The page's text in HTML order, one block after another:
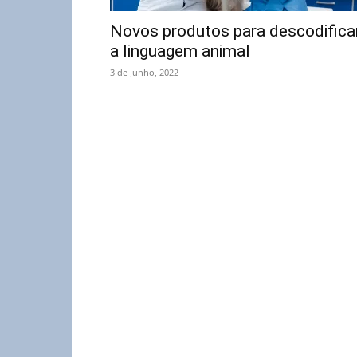
Novos produtos para
a linguagem animal
3 de Junho, 2022